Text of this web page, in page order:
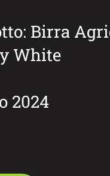
Birra
White
2024